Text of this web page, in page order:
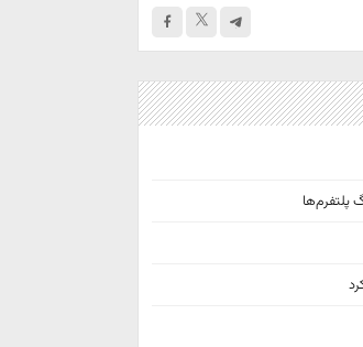
پلتفرم‌ها